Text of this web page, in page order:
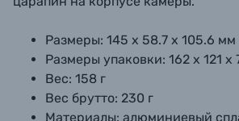
Размеры: 145 х 58.7 х 105.6 мм
Размеры упаковки: 162 х 121 х
Вес: 158 г
Вес брутто: 230 г
Материалы: алюминиевый